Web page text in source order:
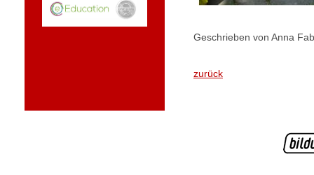
Geschrieben von Anna
zurück